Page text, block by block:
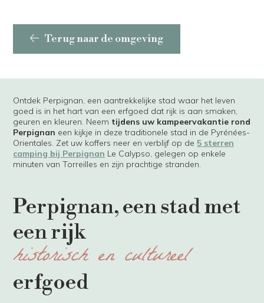
Terug naar de omgeving
Ontdek Perpignan, een aantrekkelijke stad waar het leven
goed is in het hart van een erfgoed dat rijk is aan smaken,
geuren en kleuren. Neem tijdens uw kampeervakantie rond
Perpignan een kijkje in deze traditionele stad in de Pyrénées-
Orientales. Zet uw koffers neer en verblijf op de 5 sterren
camping bij Perpignan Le Calypso, gelegen op enkele
minuten van Torreilles en zijn prachtige stranden.
Perpignan, een stad met
een rijk
historisch en cultureel
erfgoed